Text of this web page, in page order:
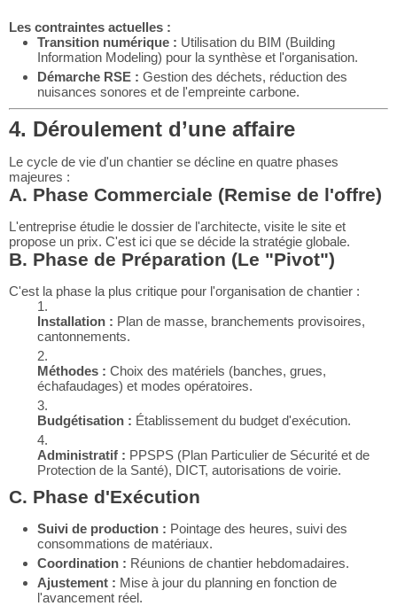
Les contraintes actuelles :
Transition numérique : Utilisation du BIM (Building
Information Modeling) pour la synthèse et l'organisation.
Démarche RSE : Gestion des déchets, réduction des
nuisances sonores et de l'empreinte carbone.
4. Déroulement d’une affaire
Le cycle de vie d'un chantier se décline en quatre phases
majeures :
A. Phase Commerciale (Remise de l'offre)
L'entreprise étudie le dossier de l'architecte, visite le site et
propose un prix. C'est ici que se décide la stratégie globale.
B. Phase de Préparation (Le "Pivot")
C'est la phase la plus critique pour l'organisation de chantier :
Installation : Plan de masse, branchements provisoires,
cantonnements.
Méthodes : Choix des matériels (banches, grues,
échafaudages) et modes opératoires.
Budgétisation : Établissement du budget d'exécution.
Administratif : PPSPS (Plan Particulier de Sécurité et de
Protection de la Santé), DICT, autorisations de voirie.
C. Phase d'Exécution
Suivi de production : Pointage des heures, suivi des
consommations de matériaux.
Coordination : Réunions de chantier hebdomadaires.
Ajustement : Mise à jour du planning en fonction de
l'avancement réel.